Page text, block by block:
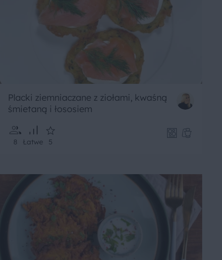
Placki ziemniaczane z ziołami, kwaśną
śmietaną i łososiem
8 Łatwe 5